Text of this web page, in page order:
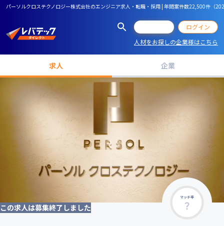
パーソルクロステクノロジー株式会社のエンジニア求人・転職・採用 | 年間案件数22,500件（
ログイン
人材をお探しの企業様はこちら
求人 企業
マッチ率
この求人は募集終了しました